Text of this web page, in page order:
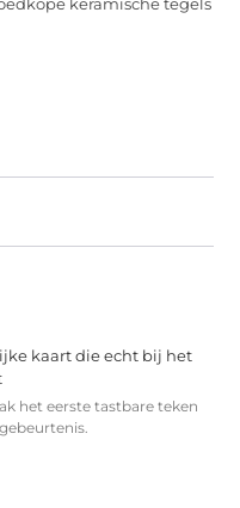
keramische tegels
kaart die echt bij het
het eerste tastbare teken